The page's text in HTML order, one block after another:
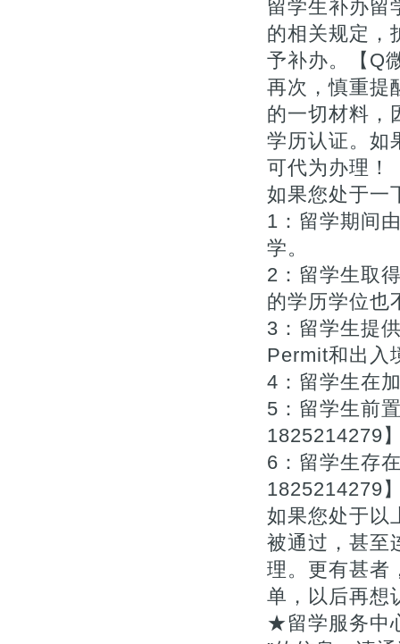
留学生补办留
的相关规定，
予补办。【Q
再次，慎重提
的一切材料，
学历认证。如
可代为办理！
如果您处于一
1：留学期间
学。
2：留学生取
的学历学位也
3：留学生提
Permit和出入
4：留学生在
5：留学生前
1825214279
6：留学生存
1825214279
如果您处于以
被通过，甚至
理。更有甚者
单，以后再想
★留学服务中